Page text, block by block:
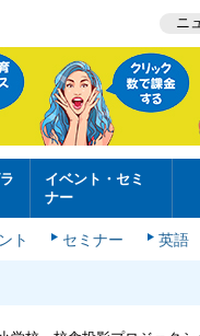
ニ
イベント・セミ
ナー
ト セミナー 英語